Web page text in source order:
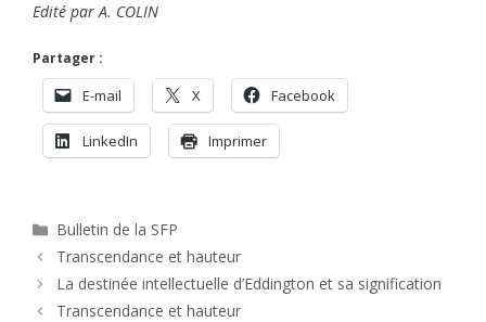
Edité par A. COLIN
Partager :
E-mail X Facebook
LinkedIn Imprimer
Catégories
Bulletin de la SFP
Transcendance et hauteur
La destinée intellectuelle d’Eddington et sa signification
Transcendance et hauteur